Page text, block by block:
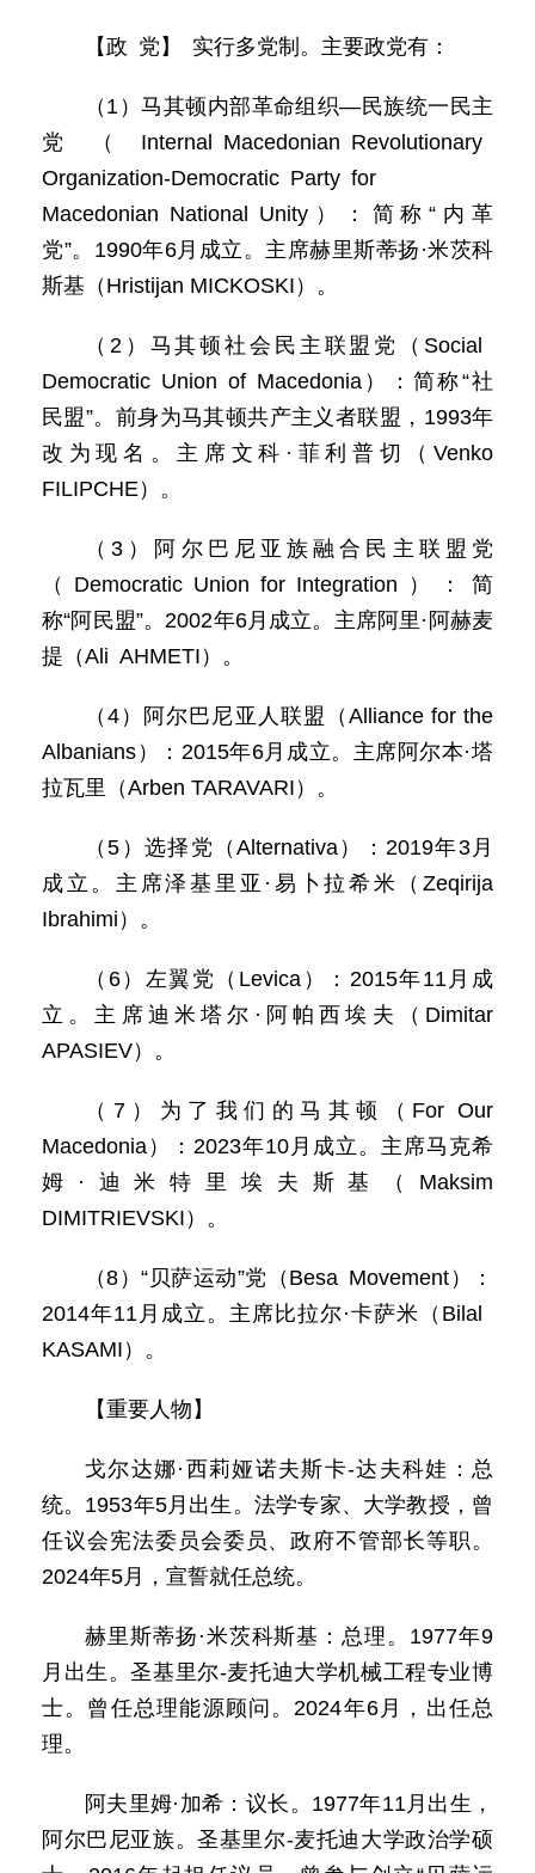
【政 党】 实行多党制。主要政党有：
（1）马其顿内部革命组织—民族统一民主
党（Internal Macedonian Revolutionary
Organization-Democratic Party for
Macedonian National Unity）：简称“内革
党”。1990年6月成立。主席赫里斯蒂扬·米茨科
斯基（Hristijan MICKOSKI）。
（2）马其顿社会民主联盟党（Social
Democratic Union of Macedonia）：简称“社
民盟”。前身为马其顿共产主义者联盟，1993年
改为现名。主席文科·菲利普切（Venko
FILIPCHE）。
（3）阿尔巴尼亚族融合民主联盟党
（Democratic Union for Integration）：简
称“阿民盟”。2002年6月成立。主席阿里·阿赫麦
提（Ali AHMETI）。
（4）阿尔巴尼亚人联盟（Alliance for the
Albanians）：2015年6月成立。主席阿尔本·塔
拉瓦里（Arben TARAVARI）。
（5）选择党（Alternativa）：2019年3月
成立。主席泽基里亚·易卜拉希米（Zeqirija
Ibrahimi）。
（6）左翼党（Levica）：2015年11月成
立。主席迪米塔尔·阿帕西埃夫（Dimitar
APASIEV）。
（7）为了我们的马其顿（For Our
Macedonia）：2023年10月成立。主席马克希
姆·迪米特里埃夫斯基（Maksim
DIMITRIEVSKI）。
（8）“贝萨运动”党（Besa Movement）：
2014年11月成立。主席比拉尔·卡萨米（Bilal
KASAMI）。
【重要人物】
戈尔达娜·西莉娅诺夫斯卡-达夫科娃：总
统。1953年5月出生。法学专家、大学教授，曾
任议会宪法委员会委员、政府不管部长等职。
2024年5月，宣誓就任总统。
赫里斯蒂扬·米茨科斯基：总理。1977年9
月出生。圣基里尔-麦托迪大学机械工程专业博
士。曾任总理能源顾问。2024年6月，出任总
理。
阿夫里姆·加希：议长。1977年11月出生，
阿尔巴尼亚族。圣基里尔-麦托迪大学政治学硕